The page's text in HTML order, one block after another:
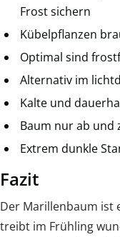
Frost sichern
Kübelpflanzen
Optimal sind
Alternativ im
Kalte und
Baum nur ab und
Extrem dunkle
Fazit
Der Marillenbaum ist
treibt im Frühling